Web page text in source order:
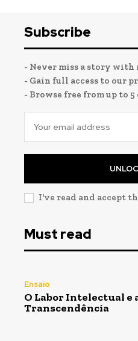
no seu email os artigos do
no seu email os artigos do
Subscribe
- Never miss a story
- Gain full access to our
- Browse free from up to
I've read and accept
Must read
Ensaio
O Labor Intelectual e
Transcendência